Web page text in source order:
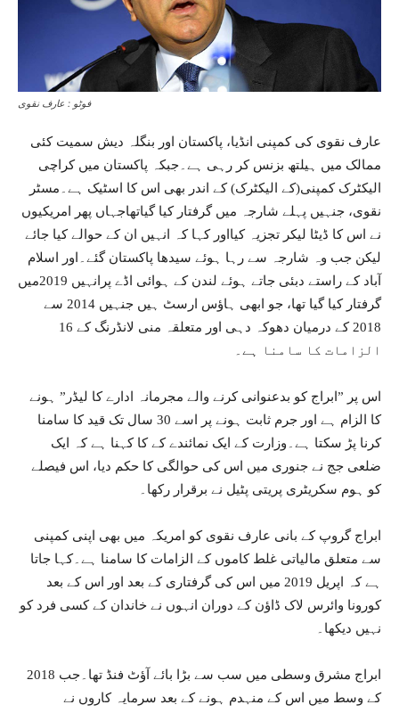
فوٹو : عارف نقوی
عارف نقوی کی کمپنی انڈیا، پاکستان اور بنگلہ دیش سمیت کئی
ممالک میں ہیلتھ بزنس کر رہی ہے۔جبکہ پاکستان میں کراچی
الیکٹرک کمپنی(کے الیکٹرک) کے اندر بھی اس کا اسٹیک ہے۔مسٹر
نقوی، جنہیں پہلے شارجہ میں گرفتار کیا گیاتھاجہاں پھر امریکیوں
نے اس کا ڈیٹا لیکر تجزیہ کیااور کہا کہ انہیں ان کے حوالے کیا جائے
لیکن جب وہ شارجہ سے رہا ہوئے سیدھا پاکستان گئے۔اور اسلام
آباد کے راستے دبئی جاتے ہوئے لندن کے ہوائی اڈے پرانہیں 2019میں
گرفتار کیا گیا تھا، جو ابھی ہاؤس ارسٹ ہیں جنہیں 2014 سے
2018 کے درمیان دھوکہ دہی اور متعلقہ منی لانڈرنگ کے 16
الزامات کا سامنا ہے۔
اس پر ”ابراج کو بدعنوانی کرنے والے مجرمانہ ادارے کا لیڈر” ہونے
کا الزام ہے اور جرم ثابت ہونے پر اسے 30 سال تک قید کا سامنا
کرنا پڑ سکتا ہے۔وزارت کے ایک نمائندے کے کا کہنا ہے کہ ایک
ضلعی جج نے جنوری میں اس کی حوالگی کا حکم دیا، اس فیصلے
کو ہوم سکریٹری پریتی پٹیل نے برقرار رکھا۔
ابراج گروپ کے بانی عارف نقوی کو امریکہ میں بھی اپنی کمپنی
سے متعلق مالیاتی غلط کاموں کے الزامات کا سامنا ہے۔کہا جاتا
ہے کہ اپریل 2019 میں اس کی گرفتاری کے بعد اور اس کے بعد
کورونا وائرس لاک ڈاؤن کے دوران انہوں نے خاندان کے کسی فرد کو
نہیں دیکھا۔
ابراج مشرق وسطی میں سب سے بڑا بائے آؤٹ فنڈ تھا۔جب 2018
کے وسط میں اس کے منہدم ہونے کے بعد سرمایہ کاروں نے